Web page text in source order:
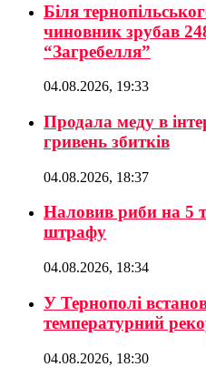
Біля
чиновник зрубав
“Загребелля”
04.08.2026, 19:33
Продала меду в
гривень збитків
04.08.2026, 18:37
Наловив риби на 5
штрафу
04.08.2026, 18:34
У Тернополі
температурний
04.08.2026, 18:30